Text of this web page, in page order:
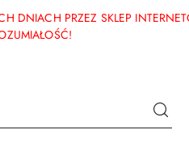
PRZEZ SKLEP